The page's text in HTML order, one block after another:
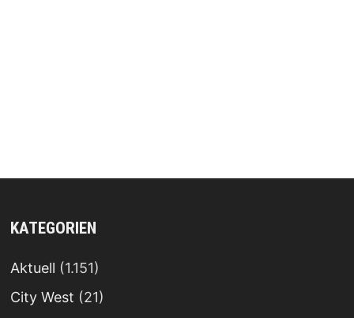
KATEGORIEN
Aktuell (1.151)
City West (21)